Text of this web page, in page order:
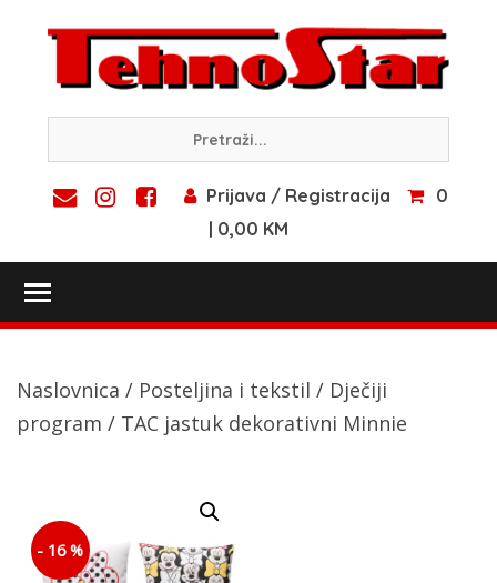
content
Prijava / Registracija
0
| 0,00 KM
Naslovnica / Posteljina i tekstil / Dječiji
program / TAC jastuk dekorativni Minnie
- 16 %